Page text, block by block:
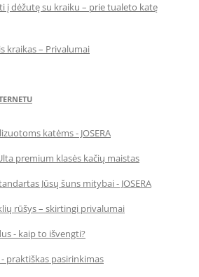
į dėžutę su kraiku – prie tualeto katę
kraikas – Privalumai
katėms - JOSERA
premium klasės kačių maistas
Jūsų šuns mitybai - JOSERA
rūšys – skirtingi privalumai
- kaip to išvengti?
praktiškas pasirinkimas